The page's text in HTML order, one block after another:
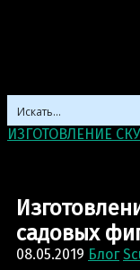
ИЗГОТОВЛЕНИЕ
садовых
08.05.2019 Блог